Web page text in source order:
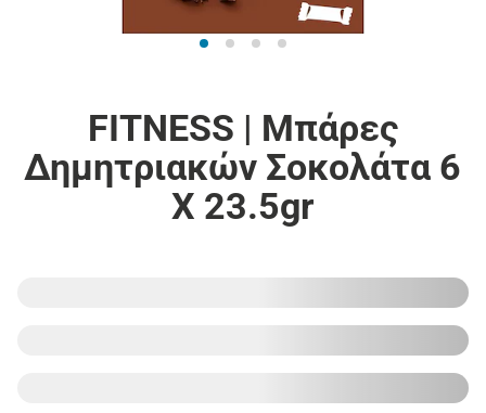
FITNESS | Μπάρες
Δημητριακών Σοκολάτα 6
X 23.5gr